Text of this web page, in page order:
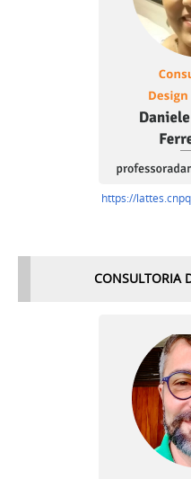
https://
CONSULTORIA